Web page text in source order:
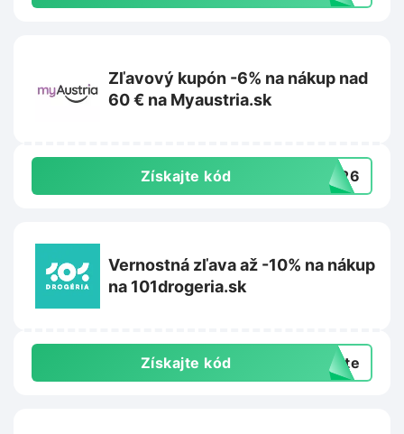
Zľavový kupón -6% na nákup nad
60 € na Myaustria.sk
Získajte kód 3426
Vernostná zľava až -10% na nákup
na 101drogeria.sk
Získajte kód exte